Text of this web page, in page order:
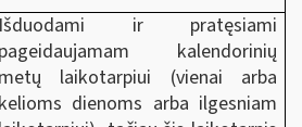
Išduodami ir pratęsiami
pageidaujamam kalendorinių
metų laikotarpiui (vienai arba
kelioms dienoms arba ilgesniam